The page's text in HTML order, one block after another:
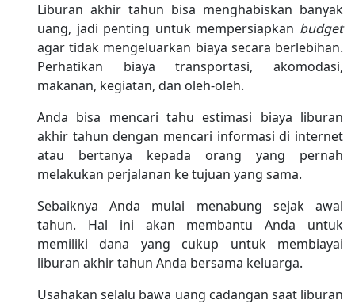
Liburan akhir tahun bisa menghabiskan banyak
uang, jadi penting untuk mempersiapkan budget
agar tidak mengeluarkan biaya secara berlebihan.
Perhatikan biaya transportasi, akomodasi,
makanan, kegiatan, dan oleh-oleh.
Anda bisa mencari tahu estimasi biaya liburan
akhir tahun dengan mencari informasi di internet
atau bertanya kepada orang yang pernah
melakukan perjalanan ke tujuan yang sama.
Sebaiknya Anda mulai menabung sejak awal
tahun. Hal ini akan membantu Anda untuk
memiliki dana yang cukup untuk membiayai
liburan akhir tahun Anda bersama keluarga.
Usahakan selalu bawa uang cadangan saat liburan